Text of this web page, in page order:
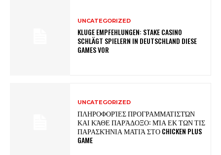
UNCATEGORIZED
KLUGE EMPFEHLUNGEN: STAKE CASINO
SCHLÄGT SPIELERN IN DEUTSCHLAND DIESE
GAMES VOR
UNCATEGORIZED
ΠΛΗΡΟΦΟΡΊΕΣ ΠΡΟΓΡΑΜΜΑΤΙΣΤΏΝ
ΚΑΙ ΚΆΘΕ ΠΑΡΆΔΟΞΟ: ΜΊΑ ΕΚ ΤΩΝ ΤΙΣ
ΠΑΡΑΣΚΉΝΙΑ ΜΑΤΙΆ ΣΤΟ CHICKEN PLUS
GAME